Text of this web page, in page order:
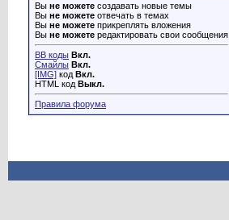
Вы не можете создавать новые темы
Вы не можете отвечать в темах
Вы не можете прикреплять вложения
Вы не можете редактировать свои сообщения
BB коды Вкл.
Смайлы Вкл.
[IMG] код Вкл.
HTML код Выкл.
Правила форума